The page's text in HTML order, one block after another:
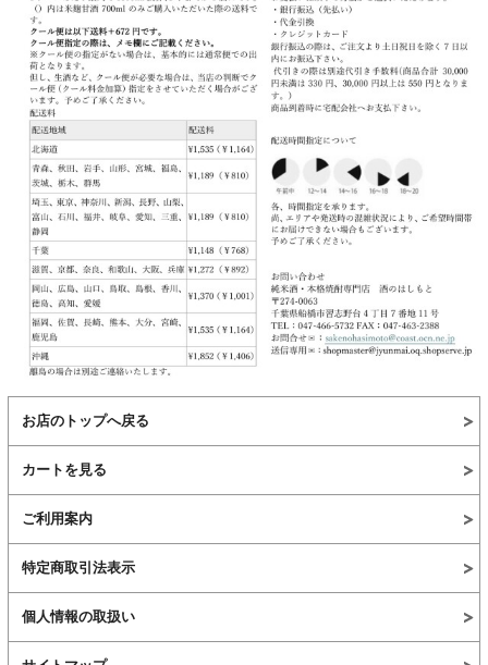
お店のトップへ戻る
カートを見る
ご利用案内
特定商取引法表示
個人情報の取扱い